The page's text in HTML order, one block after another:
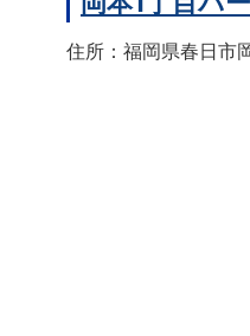
住所：福岡県春日市